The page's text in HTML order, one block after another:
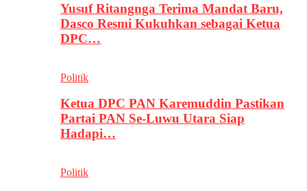
Yusuf Ritangnga Terima Mandat Baru,
Dasco Resmi Kukuhkan sebagai Ketua
DPC…
Politik
Ketua DPC PAN Karemuddin Pastikan
Partai PAN Se-Luwu Utara Siap
Hadapi…
Politik